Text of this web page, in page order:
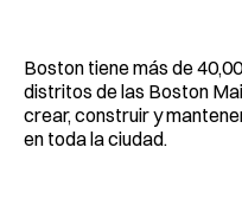
Boston tiene más de
distritos de las Boston
crear, construir y
en toda la ciudad.